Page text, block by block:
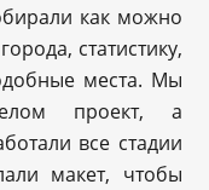
как можно
статистику,
места. Мы
проект, а
все стадии
макет, чтобы